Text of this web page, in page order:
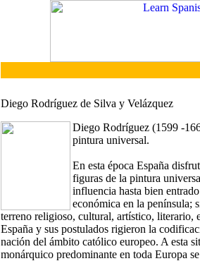
Diego Rodríguez de Silva y Velázquez
Diego Rodríguez (1599 -
pintura universal.
En esta época España
figuras de la pintura
influencia hasta bien
económica en la península;
terreno religioso, cultural, artístico, literario,
España y sus postulados rigieron la
nación del ámbito católico europeo. A esta
monárquico predominante en toda Europa